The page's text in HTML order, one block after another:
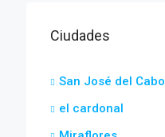
Ciudades
San José del Cabo
el cardonal